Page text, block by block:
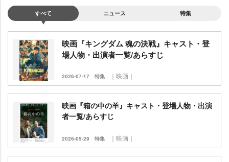
すべて ニュース 特集
映画『キングダム 魂の決戦』キャスト・登
場人物・出演者一覧/あらすじ
2026-07-17 特集 ｜映画｜
映画『箱の中の羊』キャスト・登場人物・出演
者一覧/あらすじ
2026-05-29 特集 ｜映画｜